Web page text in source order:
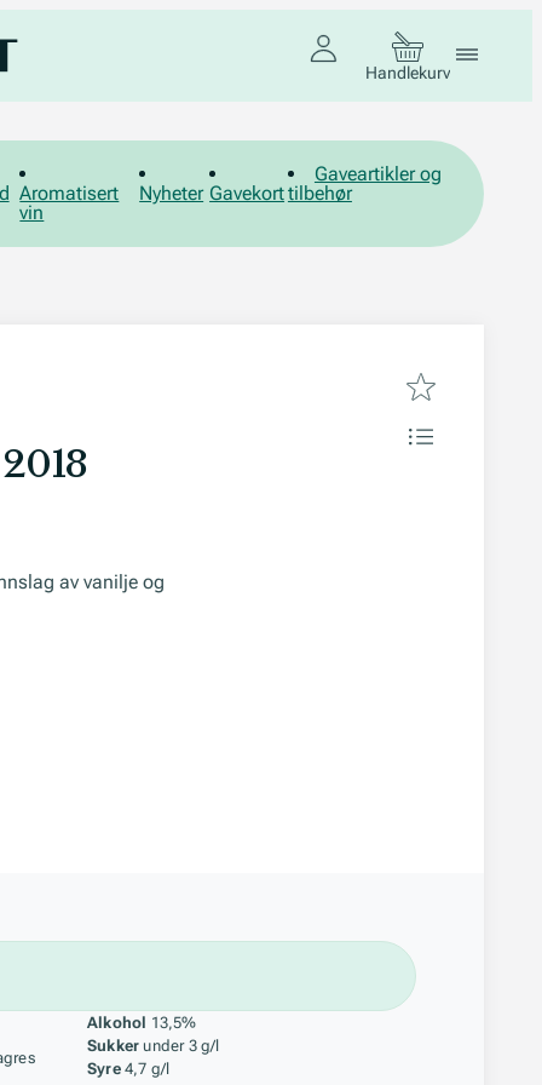
Handlekurv
Aromatisert
vin
Nyheter Gavekort
Gaveartikler og
tilbehør
av vanilje og
Alkohol 13,5%
Sukker under 3 g/l
Syre 4,7 g/l